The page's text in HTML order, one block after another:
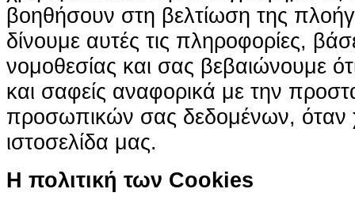
βοηθήσουν στη βελτίωση της
δίνουμε αυτές τις πληροφορίες,
νομοθεσίας και σας βεβαιώνουμε ότι
και σαφείς αναφορικά με την
προσωπικών σας δεδομένων, όταν
ιστοσελίδα μας.
H πολιτική των Cookies